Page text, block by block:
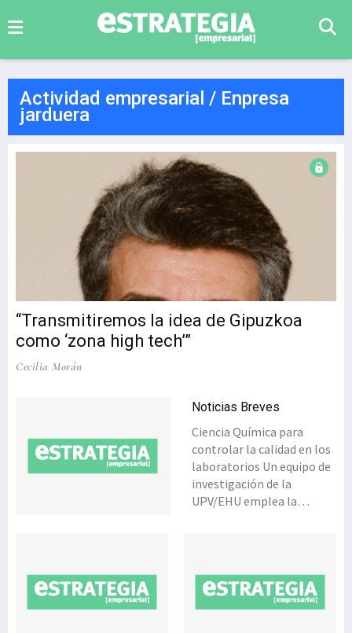
Actividad empresarial / Enpresa
jarduera
“Transmitiremos la idea de Gipuzkoa
como ‘zona high tech’”
Cecilia Morán
Noticias Breves
Ciencia Química para
controlar la calidad en los
laboratorios Un equipo de
investigación de la
UPV/EHU emplea la
industriales y oficiales. Las
empresas necesitan de la
I+D+i para competir a